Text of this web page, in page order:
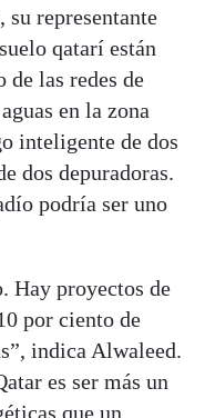
su representante
qatarí están
de las redes de
en la zona
inteligente de dos
dos depuradoras.
podría ser uno
Hay proyectos de
por ciento de
indica Alwaleed.
es ser más un
que un